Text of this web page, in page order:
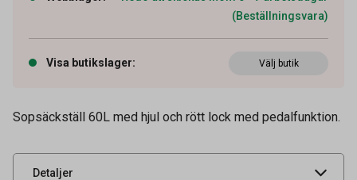
(Beställningsvara)
Visa butikslager: Välj butik
Sopsäckställ 60L med hjul och rött lock med pedalfunktion.
Detaljer
Leverantörens
911020
UNSPSC 47121702